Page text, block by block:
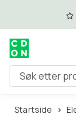
Hopp til
Søk etter
Startside